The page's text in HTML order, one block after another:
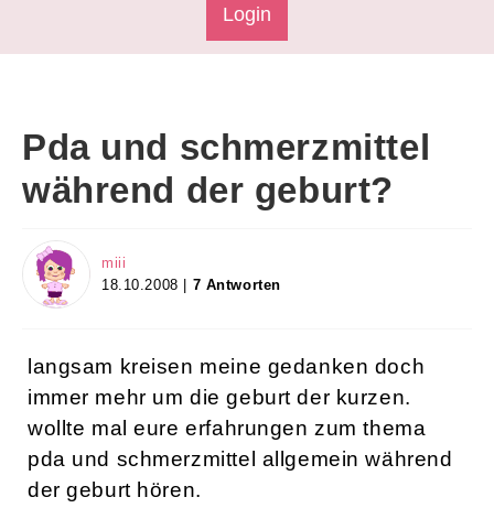
Login
Pda und schmerzmittel
während der geburt?
miii
18.10.2008 | 7 Antworten
langsam kreisen meine gedanken doch
immer mehr um die geburt der kurzen.
wollte mal eure erfahrungen zum thema
pda und schmerzmittel allgemein während
der geburt hören.